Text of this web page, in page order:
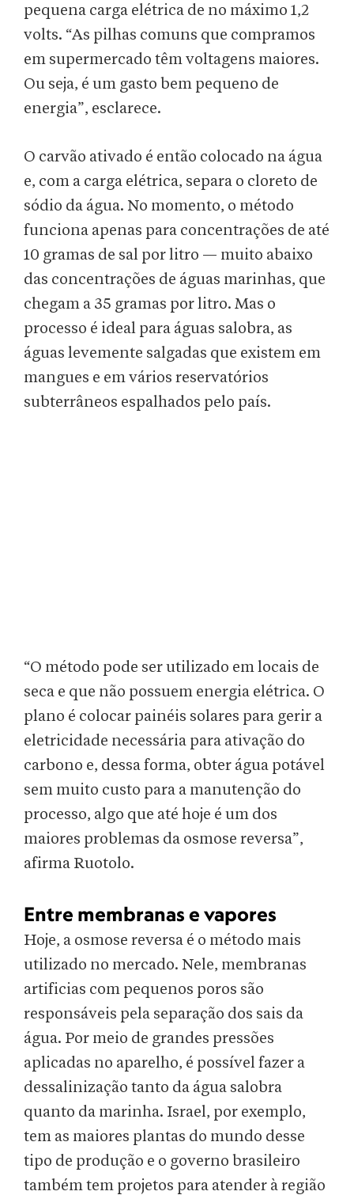
pequena carga elétrica de no máximo 1,2
volts. “As pilhas comuns que compramos
em supermercado têm voltagens maiores.
Ou seja, é um gasto bem pequeno de
energia”, esclarece.
O carvão ativado é então colocado na água
e, com a carga elétrica, separa o cloreto de
sódio da água. No momento, o método
funciona apenas para concentrações de até
10 gramas de sal por litro — muito abaixo
das concentrações de águas marinhas, que
chegam a 35 gramas por litro. Mas o
processo é ideal para águas salobra, as
águas levemente salgadas que existem em
mangues e em vários reservatórios
subterrâneos espalhados pelo país.
“O método pode ser utilizado em locais de
seca e que não possuem energia elétrica. O
plano é colocar painéis solares para gerir a
eletricidade necessária para ativação do
carbono e, dessa forma, obter água potável
sem muito custo para a manutenção do
processo, algo que até hoje é um dos
maiores problemas da osmose reversa”,
afirma Ruotolo.
Entre membranas e vapores
Hoje, a osmose reversa é o método mais
utilizado no mercado. Nele, membranas
artificias com pequenos poros são
responsáveis pela separação dos sais da
água. Por meio de grandes pressões
aplicadas no aparelho, é possível fazer a
dessalinização tanto da água salobra
quanto da marinha. Israel, por exemplo,
tem as maiores plantas do mundo desse
tipo de produção e o governo brasileiro
também tem projetos para atender à região